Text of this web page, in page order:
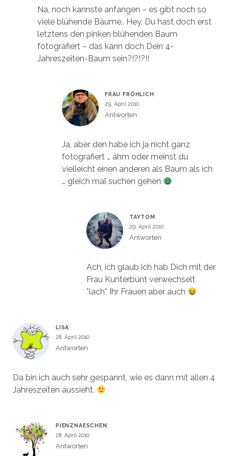
Na, noch kannste anfangen – es gibt noch so
viele blühende Bäume.. Hey, Du hast doch erst
letztens den pinken blühenden Baum
fotografiert – das kann doch Dein 4-
Jahreszeiten-Baum sein?!?!?!!
FRAU FRÖHLICH
29. April 2010
Antworten
Ja, aber den habe ich ja nicht ganz
fotografiert … ähm oder meinst du
vielleicht einen anderen als Baum als ich
… gleich mal suchen gehen
TAYTOM
29. April 2010
Antworten
Ach, ich glaub ich hab Dich mit der
Frau Kunterbunt verwechselt
*lach* Ihr Frauen aber auch
LISA
28. April 2010
Antworten
Da bin ich auch sehr gespannt, wie es dann mit allen 4
Jahreszeiten aussieht.
PIENZNAESCHEN
28. April 2010
Antworten